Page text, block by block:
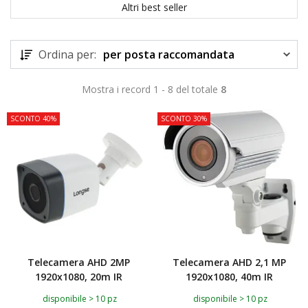
Altri best seller
Ordina per: per posta raccomandata
Mostra i record 1 - 8 del totale 8
SCONTO 40%
Telecamera AHD 2MP
1920x1080, 20m IR
disponibile > 10 pz
SCONTO 30%
Telecamera AHD 2,1 MP
1920x1080, 40m IR
disponibile > 10 pz